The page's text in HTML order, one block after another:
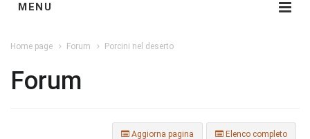
MENU
Home page Forum Porcini nel deserto
Forum
Elenco completo
Aggiorna pagina